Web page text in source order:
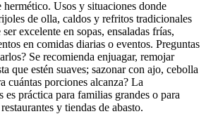
hermético. Usos y situaciones donde
de olla, caldos y refritos tradicionales
excelente en sopas, ensaladas frías,
en comidas diarias o eventos. Preguntas
Se recomienda enjuagar, remojar
que estén suaves; sazonar con ajo, cebolla
cuántas porciones alcanza? La
es práctica para familias grandes o para
y tiendas de abasto.